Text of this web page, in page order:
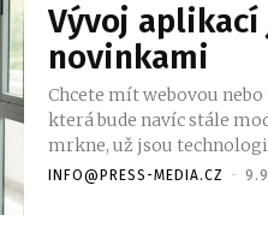
Vývoj aplikací
novinkami
Chcete mít webovou
která bude navíc stále
mrkne, už jsou
INFO@PRESS-MEDIA.CZ -